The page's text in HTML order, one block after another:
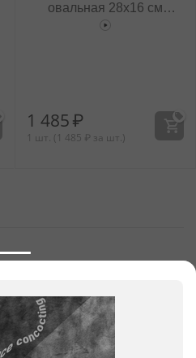
овальная 28x16 см
WL‑661546/A
1 485₽
1 шт. ( 1 485 ₽ за шт.)
A